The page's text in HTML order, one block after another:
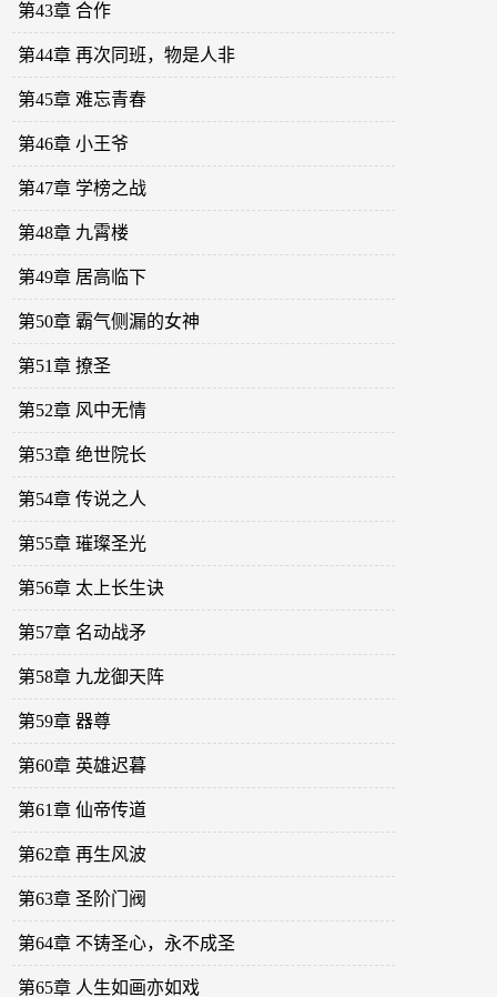
第43章 合作
第44章 再次同班，物是人非
第45章 难忘青春
第46章 小王爷
第47章 学榜之战
第48章 九霄楼
第49章 居高临下
第50章 霸气侧漏的女神
第51章 撩圣
第52章 风中无情
第53章 绝世院长
第54章 传说之人
第55章 璀璨圣光
第56章 太上长生诀
第57章 名动战矛
第58章 九龙御天阵
第59章 器尊
第60章 英雄迟暮
第61章 仙帝传道
第62章 再生风波
第63章 圣阶门阀
第64章 不铸圣心，永不成圣
第65章 人生如画亦如戏